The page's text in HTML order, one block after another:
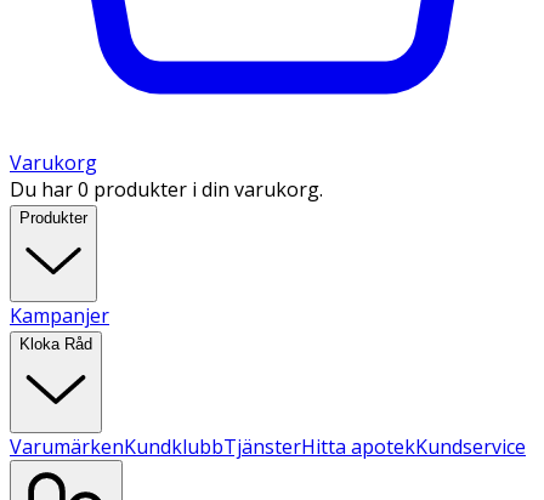
Varukorg
Du har 0 produkter i din varukorg.
Produkter
Kampanjer
Kloka Råd
VarumärkenKundklubbTjänsterHitta apotekKundservice